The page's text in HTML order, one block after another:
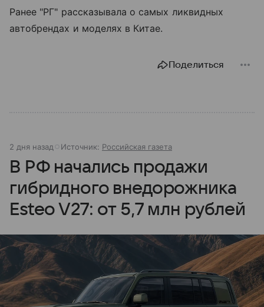
Ранее "РГ" рассказывала о самых ликвидных
автобрендах и моделях в Китае.
Поделиться
2 дня назад Источник: Российская газета
В РФ начались продажи
гибридного внедорожника
Esteo V27: от 5,7 млн рублей